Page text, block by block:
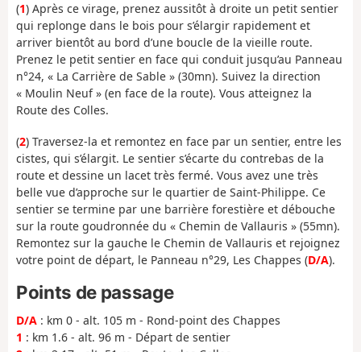
(1) Après ce virage, prenez aussitôt à droite un petit sentier
qui replonge dans le bois pour s’élargir rapidement et
arriver bientôt au bord d’une boucle de la vieille route.
Prenez le petit sentier en face qui conduit jusqu’au Panneau
n°24, « La Carrière de Sable » (30mn). Suivez la direction
« Moulin Neuf » (en face de la route). Vous atteignez la
Route des Colles.
(2) Traversez-la et remontez en face par un sentier, entre les
cistes, qui s’élargit. Le sentier s’écarte du contrebas de la
route et dessine un lacet très fermé. Vous avez une très
belle vue d’approche sur le quartier de Saint-Philippe. Ce
sentier se termine par une barrière forestière et débouche
sur la route goudronnée du « Chemin de Vallauris » (55mn).
Remontez sur la gauche le Chemin de Vallauris et rejoignez
votre point de départ, le Panneau n°29, Les Chappes (D/A).
Points de passage
D/A : km 0 - alt. 105 m - Rond-point des Chappes
1 : km 1.6 - alt. 96 m - Départ de sentier